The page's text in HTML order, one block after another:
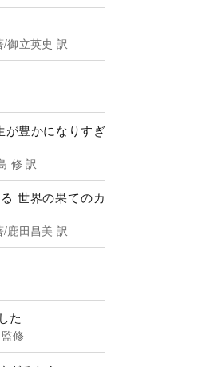
御立英史 訳
豊かになりすぎ
修 訳
世界の果てのカ
鹿田昌美 訳
た
修